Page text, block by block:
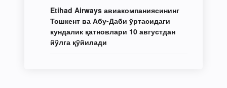
Etihad Airways авиакомпаниясининг
Тошкент ва Абу-Даби ўртасидаги
кундалик қатновлари 10 августдан
йўлга қўйилади